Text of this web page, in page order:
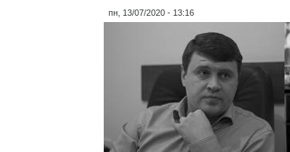
пн, 13/07/2020 - 13:16